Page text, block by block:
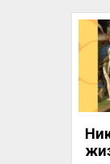
В